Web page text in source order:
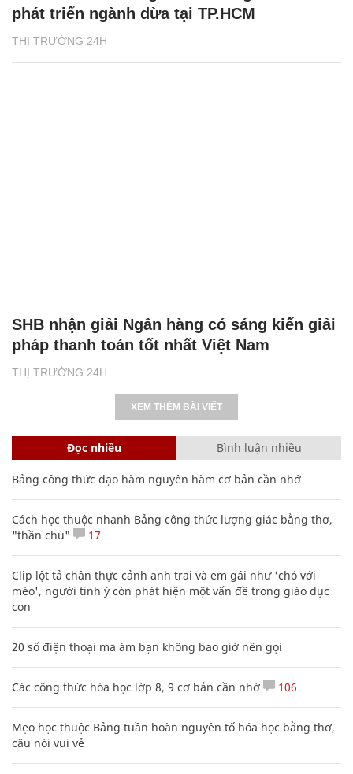
THỊ TRƯỜNG 24H
phát triển ngành dừa tại TP.HCM
THỊ TRƯỜNG 24H
SHB nhận giải Ngân hàng có sáng kiến giải
pháp thanh toán tốt nhất Việt Nam
XEM THÊM BÀI VIẾT
Đọc nhiều Bình luận nhiều
Bảng công thức đạo hàm nguyên hàm cơ bản cần nhớ
Cách học thuộc nhanh Bảng công thức lượng giác bằng thơ,
"thần chú"
17
Clip lột tả chân thực cảnh anh trai và em gái như 'chó với
mèo', người tinh ý còn phát hiện một vấn đề trong giáo dục
con
20 số điện thoại ma ám bạn không bao giờ nên gọi
Các công thức hóa học lớp 8, 9 cơ bản cần nhớ 106
Mẹo học thuộc Bảng tuần hoàn nguyên tố hóa học bằng thơ,
câu nói vui vẻ